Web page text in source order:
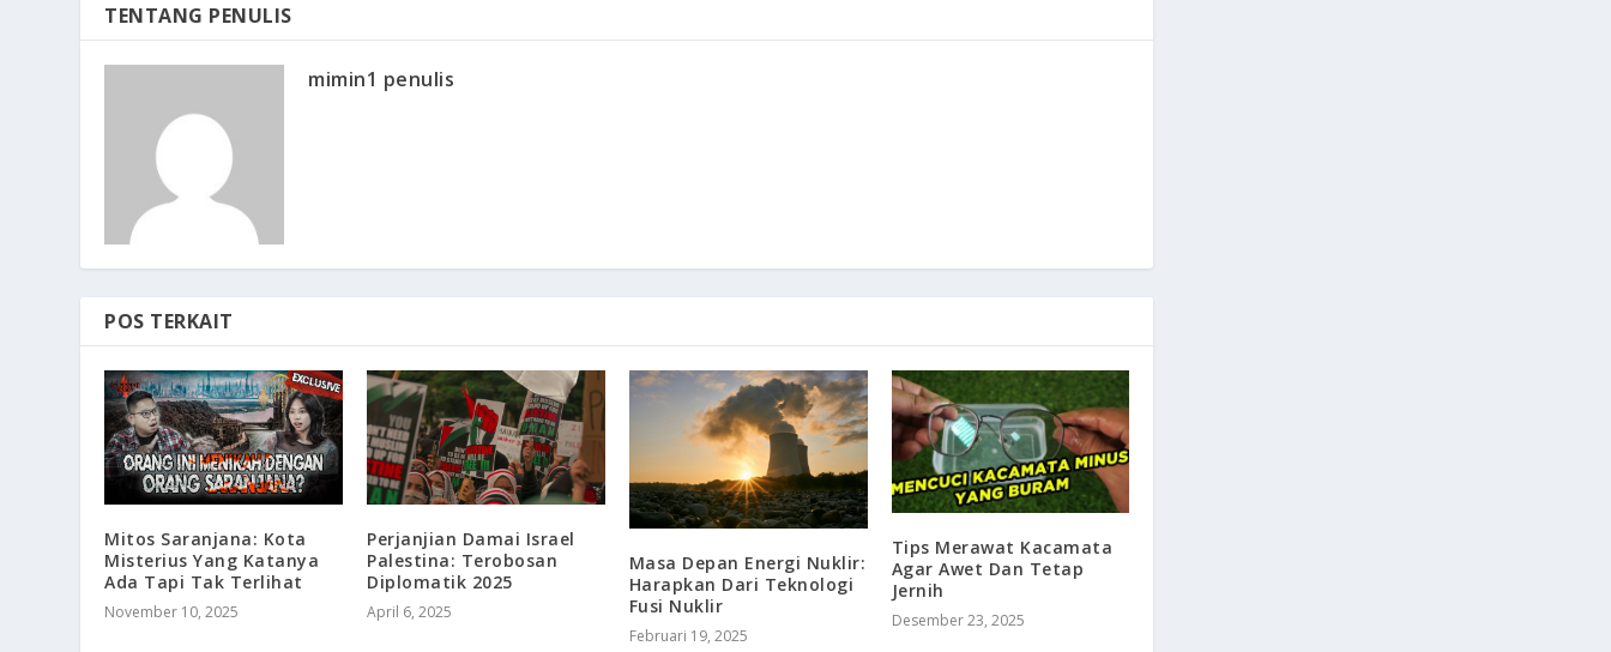
TENTANG PENULIS
mimin1 penulis
POS TERKAIT
Mitos Saranjana: Kota
Misterius Yang Katanya
Ada Tapi Tak Terlihat
November 10, 2025
Perjanjian Damai Israel
Palestina: Terobosan
Diplomatik 2025
April 6, 2025
Masa Depan Energi Nuklir:
Harapkan Dari Teknologi
Fusi Nuklir
Februari 19, 2025
Tips Merawat Kacamata
Agar Awet Dan Tetap
Jernih
Desember 23, 2025